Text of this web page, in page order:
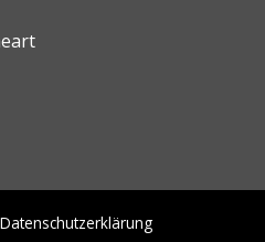
Datenschutzerklärung